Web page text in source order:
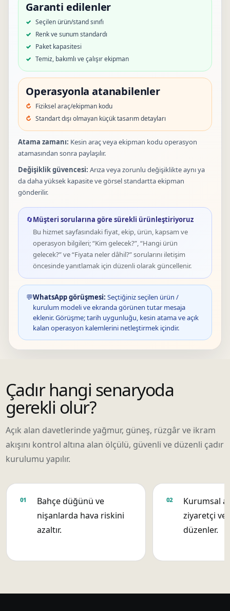
Garanti edilenler
Seçilen ürün/stand sınıfı
Renk ve sunum standardı
Paket kapasitesi
Temiz, bakımlı ve çalışır ekipman
Operasyonla atanabilenler
Fiziksel araç/ekipman kodu
Standart dışı olmayan küçük tasarım detayları
Atama zamanı: Kesin araç veya ekipman kodu operasyon
atamasından sonra paylaşılır.
Değişiklik güvencesi: Arıza veya zorunlu değişiklikte aynı ya
da daha yüksek kapasite ve görsel standartta ekipman
gönderilir.
🔄Müşteri sorularına göre sürekli ürünleştiriyoruz
Bu hizmet sayfasındaki fiyat, ekip, ürün, kapsam ve
operasyon bilgileri; “Kim gelecek?”, “Hangi ürün
gelecek?” ve “Fiyata neler dâhil?” sorularını iletişim
öncesinde yanıtlamak için düzenli olarak güncellenir.
💬WhatsApp görüşmesi: Seçtiğiniz seçilen ürün /
kurulum modeli ve ekranda görünen tutar mesaja
eklenir. Görüşme; tarih uygunluğu, kesin atama ve açık
kalan operasyon kalemlerini netleştirmek içindir.
Çadır hangi senaryoda
gerekli olur?
Açık alan davetlerinde yağmur, güneş, rüzgâr ve ikram
akışını kontrol altına alan ölçülü, güvenli ve düzenli çadır
kurulumu yapılır.
Bahçe düğünü ve
nişanlarda hava riskini
azaltır.
Kurumsal
ziyaretçi ve
düzenler.